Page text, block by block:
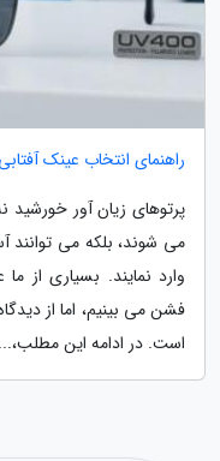
راهنمای انتخاب عینک
پرتوهای زیان آور
می شوند، بلکه می توانند
وارد نمایند. بسیاری از
فشن می بینیم، اما از
است. در ادامه این مطلب،...